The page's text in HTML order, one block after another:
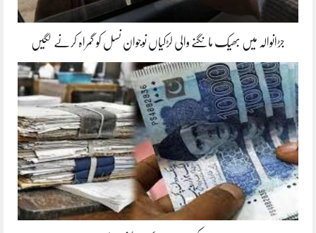
جڑانوالہ میں بھیک مانگنے والی لڑکیاں نوجوان نسل کو گمراہ کرنے لگیں